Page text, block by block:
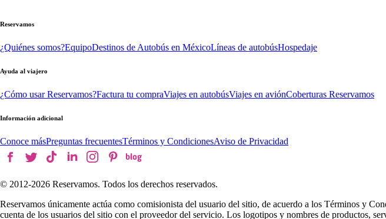
Reservamos
¿Quiénes somos?EquipoDestinos de Autobús en MéxicoLíneas de autobúsHospedaje
Ayuda al viajero
¿Cómo usar Reservamos?Factura tu compraViajes en autobúsViajes en aviónCoberturas Reservamos
Información adicional
Conoce másPreguntas frecuentesTérminos y CondicionesAviso de Privacidad
© 2012-2026 Reservamos. Todos los derechos reservados.
Reservamos únicamente actúa como comisionista del usuario del sitio, de acuerdo a los Términos y
cuenta de los usuarios del sitio con el proveedor del servicio. Los logotipos y nombres de productos,